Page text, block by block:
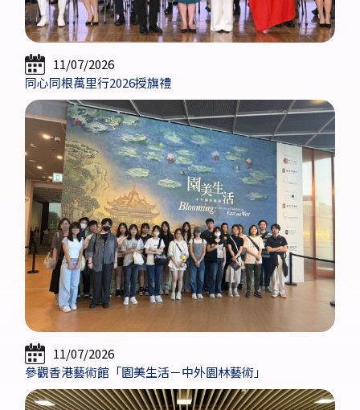
11/07/2026
同心同根萬里行2026授旗禮
11/07/2026
參觀香港藝術館「園美生活－中外園林藝術」